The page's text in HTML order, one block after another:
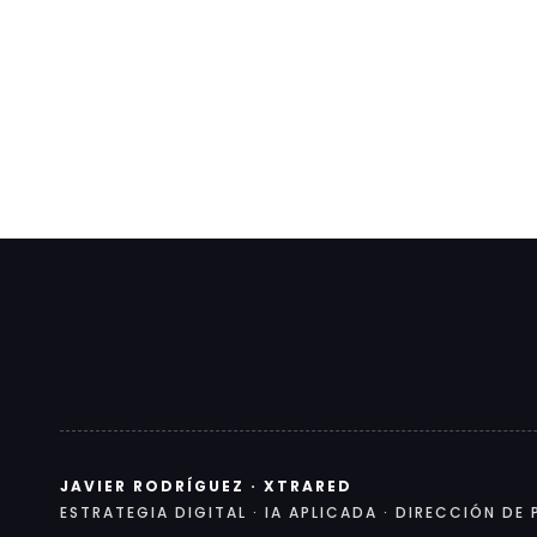
JAVIER RODRÍGUEZ · XTRARED
ESTRATEGIA DIGITAL · IA APLICADA · DIRECCIÓN DE